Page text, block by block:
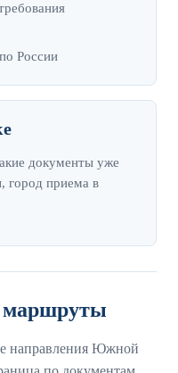
России
документы уже
город приема в
маршруты
направления Южной